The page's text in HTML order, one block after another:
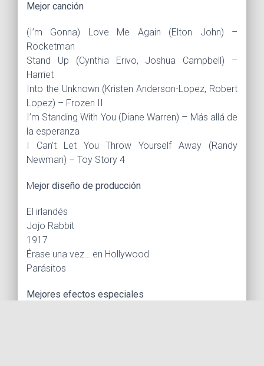
Mejor canción
(I’m Gonna) Love Me Again (Elton John) –
Rocketman
Stand Up (Cynthia Erivo, Joshua Campbell) –
Harriet
Into the Unknown (Kristen Anderson-Lopez, Robert
Lopez) – Frozen II
I’m Standing With You (Diane Warren) – Más allá de
la esperanza
I Can’t Let You Throw Yourself Away (Randy
Newman) – Toy Story 4
Mejor diseño de producción
El irlandés
Jojo Rabbit
1917
Érase una vez… en Hollywood
Parásitos
Mejores efectos especiales